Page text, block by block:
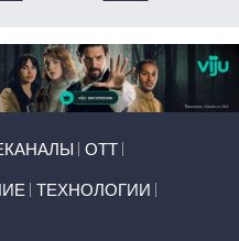
ОТТ
ТЕХНОЛОГИИ